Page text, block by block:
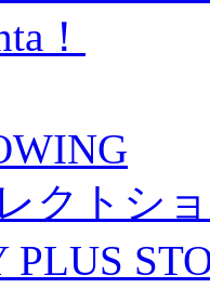
！
クトシ
PLUS